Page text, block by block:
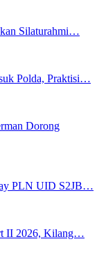
Silaturahmi…
Polda, Praktisi…
Dorong
PLN UID S2JB…
II 2026, Kilang…